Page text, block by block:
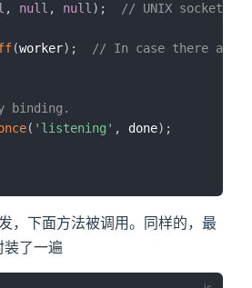
, null , null ) ;
// UNIX socket.
(worker) ;
// In case there are
binding.
( 'listening' , done) ;
，下面方法被调用。同样的，最
了一遍